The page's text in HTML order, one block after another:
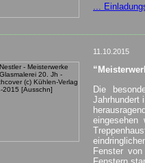
...
11.10.2015
Die
Jahrhundert
Fenster